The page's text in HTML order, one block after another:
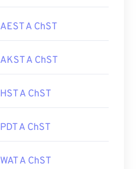
AEST A ChST
AKST A ChST
HST A ChST
PDT A ChST
WAT A ChST